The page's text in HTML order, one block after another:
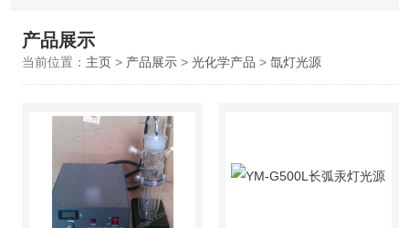
产品展示
当前位置： 主页> 产品展示> 光化学产品 > 氙灯光源